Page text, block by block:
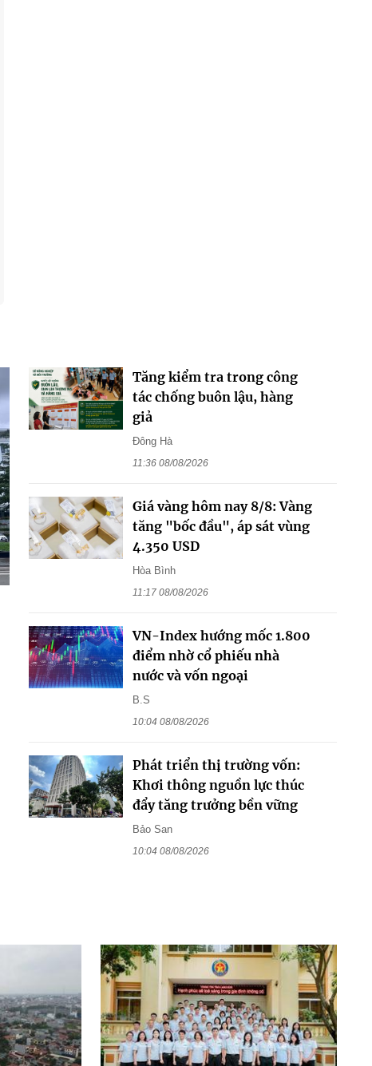
Tăng kiểm tra trong công
tác chống buôn lậu, hàng
giả
Đông Hà
11:36 08/08/2026
Giá vàng hôm nay 8/8: Vàng
tăng "bốc đầu", áp sát vùng
4.350 USD
Hòa Bình
11:17 08/08/2026
VN-Index hướng mốc 1.800
điểm nhờ cổ phiếu nhà
nước và vốn ngoại
B.S
10:04 08/08/2026
Phát triển thị trường vốn:
Khơi thông nguồn lực thúc
đẩy tăng trưởng bền vững
Bảo San
10:04 08/08/2026